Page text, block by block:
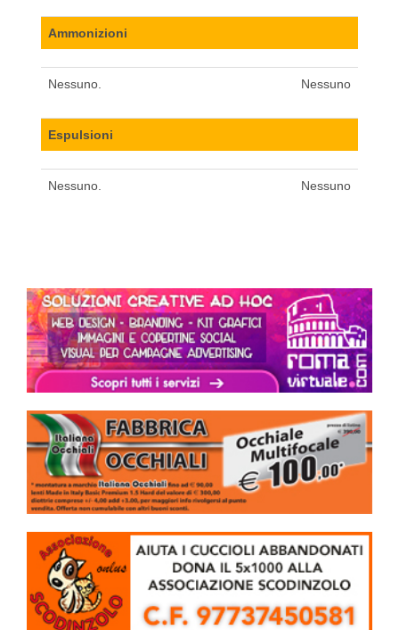
Ammonizioni
Nessuno. Nessuno
Espulsioni
Nessuno. Nessuno